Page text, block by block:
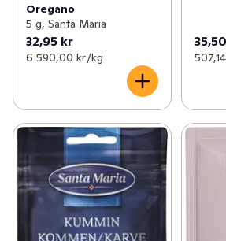
Oregano
5 g, Santa Maria
32,95 kr
6 590,00 kr /kg